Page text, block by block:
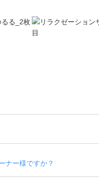
ナー様ですか？